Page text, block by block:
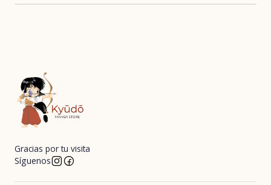
Gracias por tu visita
Síguenos